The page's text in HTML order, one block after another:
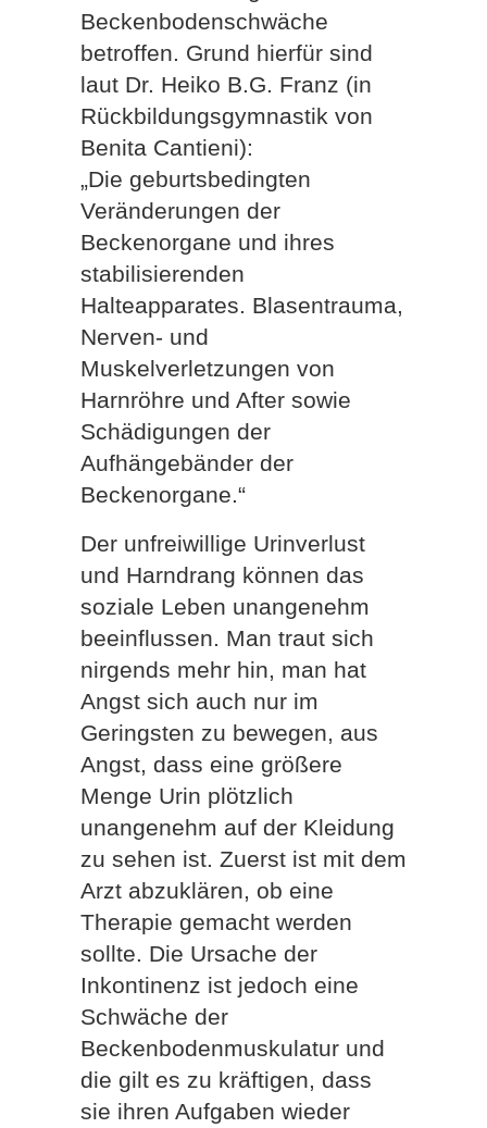
Beckenbodenschwäche
betroffen. Grund hierfür sind
laut Dr. Heiko B.G. Franz (in
Rückbildungsgymnastik von
Benita Cantieni):
„Die geburtsbedingten
Veränderungen der
Beckenorgane und ihres
stabilisierenden
Halteapparates. Blasentrauma,
Nerven- und
Muskelverletzungen von
Harnröhre und After sowie
Schädigungen der
Aufhängebänder der
Beckenorgane.“
Der unfreiwillige Urinverlust
und Harndrang können das
soziale Leben unangenehm
beeinflussen. Man traut sich
nirgends mehr hin, man hat
Angst sich auch nur im
Geringsten zu bewegen, aus
Angst, dass eine größere
Menge Urin plötzlich
unangenehm auf der Kleidung
zu sehen ist. Zuerst ist mit dem
Arzt abzuklären, ob eine
Therapie gemacht werden
sollte. Die Ursache der
Inkontinenz ist jedoch eine
Schwäche der
Beckenbodenmuskulatur und
die gilt es zu kräftigen, dass
sie ihren Aufgaben wieder